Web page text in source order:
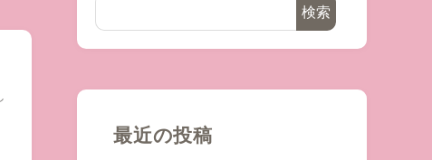
検索
最近の投稿